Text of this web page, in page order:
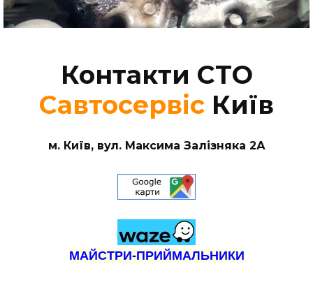
Контакти СТО
Савтосервіс Київ
м. Київ, вул. Максима Залізняка 2А
МАЙСТРИ-ПРИЙМАЛЬНИКИ